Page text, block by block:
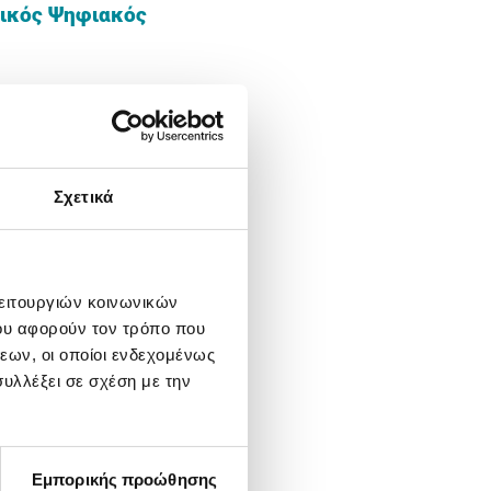
Σχετικά
κοινωνικών
αφορούν τον τρόπο που
οι οποίοι ενδεχομένως
σε σχέση με την
Εμπορικής προώθησης
Ψηφιακός
για τις επόμενες,
υποβολής τους
και εκατόν
ΔΔ 1.977.465,74 €
Δημόσια Δαπάνη
«Βασικός Ψηφιακός
και συνολικού
(email), μέσω
του τελικού